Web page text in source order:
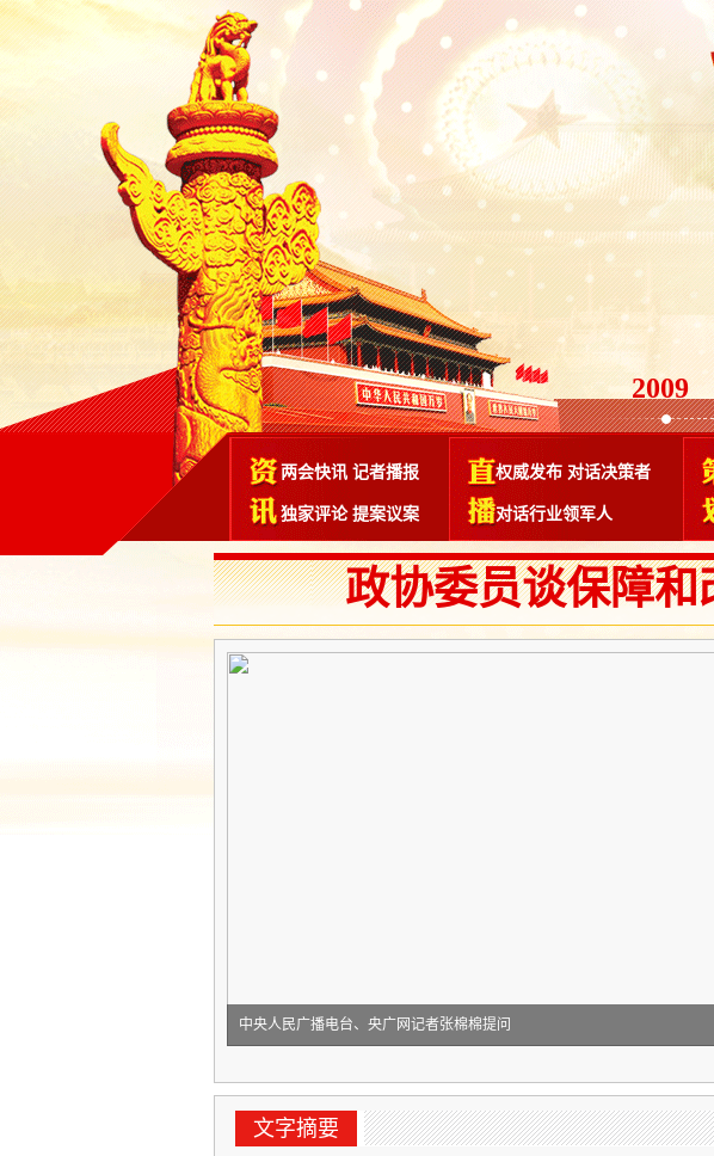
2009
两会快讯 记者播报
独家评论 提案议案
权威发布 对话决策者
对话行业领军人
政协委员谈保障
中央人民广播电台、央广网记者张棉棉提问
文字摘要